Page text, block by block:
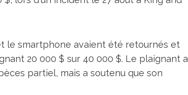
le smartphone avaient été retournés et
20 000 $ sur 40 000 $. Le plaignant a
partiel, mais a soutenu que son